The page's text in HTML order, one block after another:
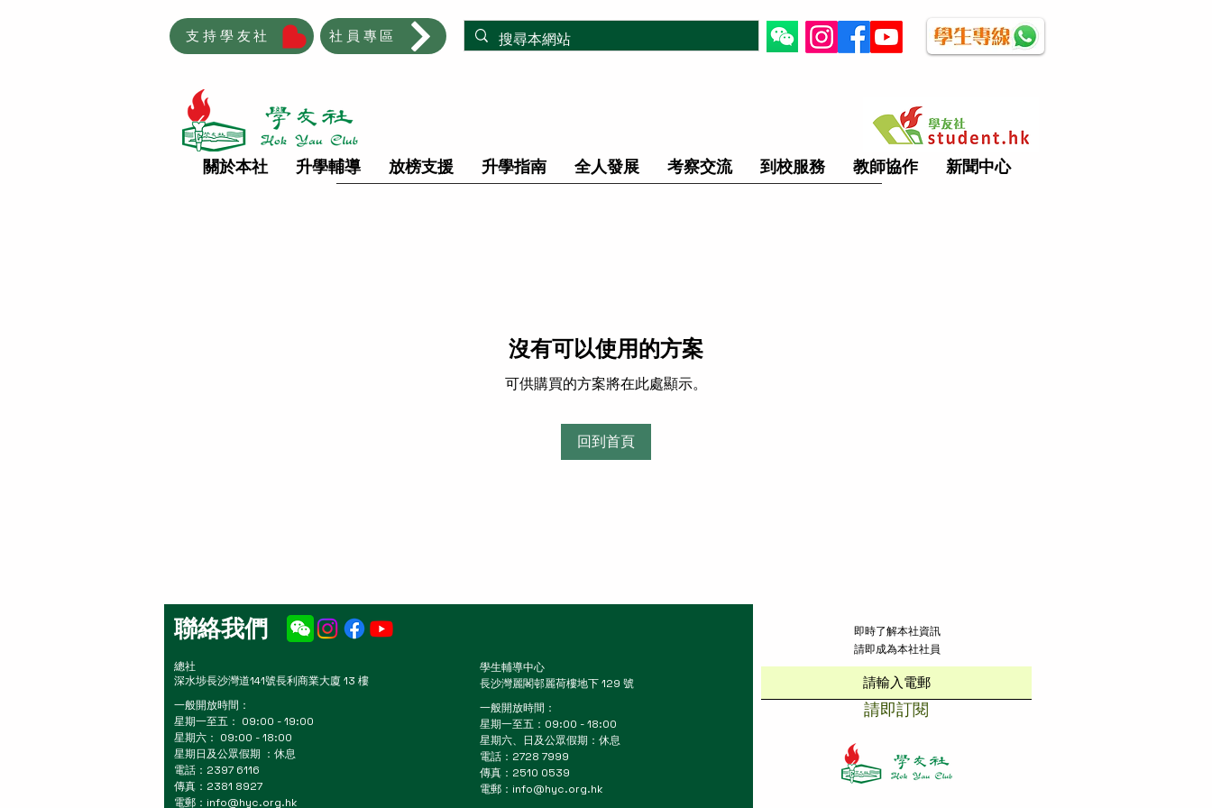
支持學友社 社員專區
關於本社 升學輔導 放榜支援 升學指南 全人發展 考察交流 到校服務 教師協作 新聞中心
沒有可以使用的方案
可供購買的方案將在此處顯示。
回到首頁
聯絡我們
總社
深水埗長沙灣道141號長利商業大廈 13 樓
一般開放時間：
星期一至五： 09:00 - 19:00
星期六： 09:00 - 18:00
星期日及公眾假期 ：休息
電話：2397 6116
傳真：2381 8927
電郵： info@hyc.org.hk
學生輔導中心
長沙灣麗閣邨麗荷樓地下 129 號
一般開放時間：
星期一至五：09:00 - 18:00
星期六、日及公眾假期：休息
電話：2728 7999
傳真：2510 0539
電郵： info@hyc.org.hk
請即成為本社社員
請即訂閱
​即時了解本社資訊